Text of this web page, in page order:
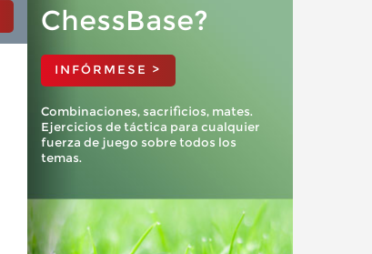
ChessBase?
INFÓRMESE >
Combinaciones, sacrificios, mates.
Ejercicios de táctica para cualquier
fuerza de juego sobre todos los
temas.